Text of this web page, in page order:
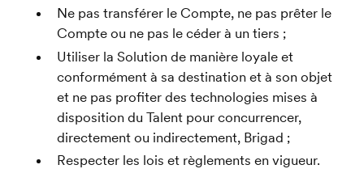
Ne pas transférer le Compte, ne pas prêter le
Compte ou ne pas le céder à un tiers ;
Utiliser la Solution de manière loyale et
conformément à sa destination et à son objet
et ne pas profiter des technologies mises à
disposition du Talent pour concurrencer,
directement ou indirectement, Brigad ;
Respecter les lois et règlements en vigueur.